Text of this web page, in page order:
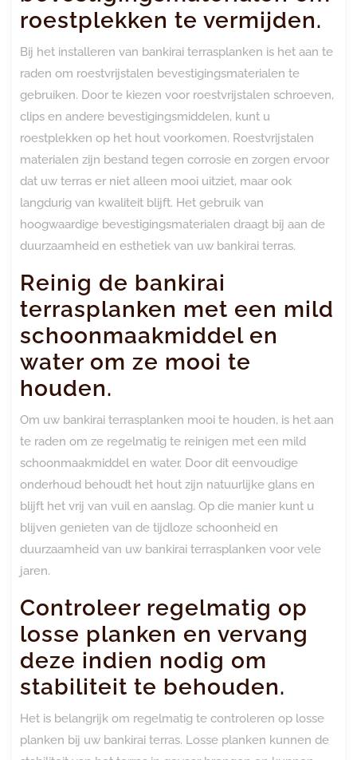
roestplekken te vermijden.
Bij het installeren van bankirai terrasplanken is het aan te
raden om roestvrijstalen bevestigingsmaterialen te
gebruiken. Door te kiezen voor roestvrijstalen schroeven,
clips en andere bevestigingsmiddelen, kunt u
roestplekken op het hout voorkomen. Roestvrijstalen
materialen zijn bestand tegen corrosie en zorgen ervoor
dat uw terras er niet alleen mooi uitziet, maar ook
langdurig van kwaliteit blijft. Het gebruik van
hoogwaardige bevestigingsmaterialen draagt bij aan de
duurzaamheid en esthetiek van uw bankirai terras.
Reinig de bankirai
terrasplanken met een mild
schoonmaakmiddel en
water om ze mooi te
houden.
Om uw bankirai terrasplanken mooi te houden, is het aan
te raden om ze regelmatig te reinigen met een mild
schoonmaakmiddel en water. Door dit eenvoudige
onderhoud behoudt het hout zijn natuurlijke glans en
blijft het vrij van vuil en aanslag. Op die manier kunt u
blijven genieten van de tijdloze schoonheid en
duurzaamheid van uw bankirai terrasplanken voor vele
jaren.
Controleer regelmatig op
losse planken en vervang
deze indien nodig om
stabiliteit te behouden.
Het is belangrijk om regelmatig te controleren op losse
planken bij uw bankirai terras. Losse planken kunnen de